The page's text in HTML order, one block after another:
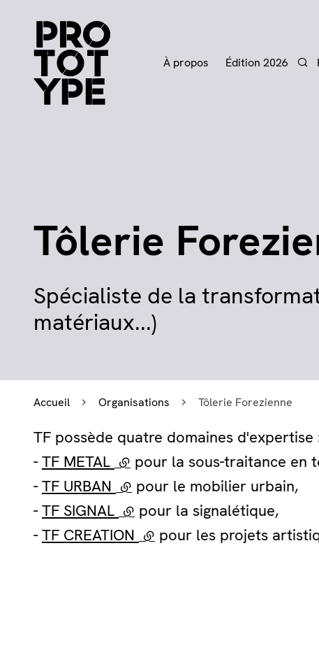
À propos Édition 2026
Tôlerie
Spécialiste de la
matériaux...)
Accueil Organisations Tôlerie Forezienne
TF possède quatre domaines d'expertise
-TF METAL (lien externe)
pour la sous-traitance en
-TF URBAN (lien externe)
pour le mobilier urbain,
-TF SIGNAL (lien externe)
pour la signalétique,
-TF CREATION (lien externe)
pour les projets